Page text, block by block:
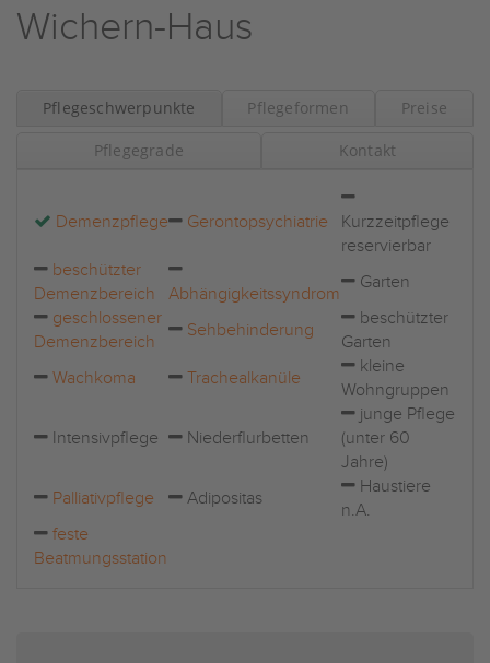
Wichern-Haus
Pflegeschwerpunkte Pflegeformen Preise
Pflegegrade Kontakt
Demenzpflege Gerontopsychiatrie
Kurzzeitpflege
reservierbar
beschützter
Demenzbereich
Abhängigkeitssyndrom
Garten
geschlossener
Demenzbereich
Sehbehinderung
beschützter
Garten
Wachkoma
Trachealkanüle
kleine
Wohngruppen
Intensivpflege Niederflurbetten
junge Pflege
(unter 60
Jahre)
Palliativpflege
Adipositas
Haustiere
n.A.
feste
Beatmungsstation